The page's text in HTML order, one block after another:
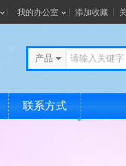
我的办公室 添加收藏
产品
联系方式